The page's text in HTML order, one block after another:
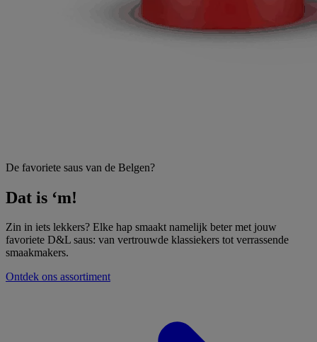
De favoriete saus van de Belgen?
Dat is ‘m!
Zin in iets lekkers? Elke hap smaakt namelijk beter met jouw
favoriete D&L saus: van vertrouwde klassiekers tot verrassende
smaakmakers.
Ontdek ons assortiment